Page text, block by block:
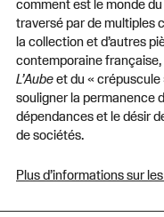
traversé par de multiples
la collection et d’autres
contemporaine
L’Aubeet du « crépuscule
souligner la permanence
dépendances et le désir
de sociétés.
Plus d’informations sur